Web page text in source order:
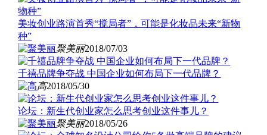
美妆创业路演首秀“搅局者”，可能是化妆品未来“新物
种”
聚美丽2018/07/03
千禧品牌争夺战 中国企业如何布局下一代品牌？
高2018/05/30
论坛：新生代创业家怎么思考创业这件事儿？
聚美丽2018/05/26